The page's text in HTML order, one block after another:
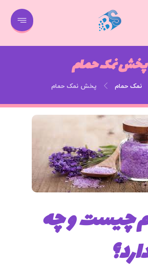
پخش نمک حمام
نمک حمام پخش نمک حمام
چیست و چه